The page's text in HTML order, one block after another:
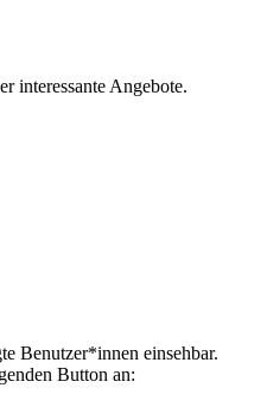
interessante Angebote.
Benutzer*innen einsehbar.
Button an: